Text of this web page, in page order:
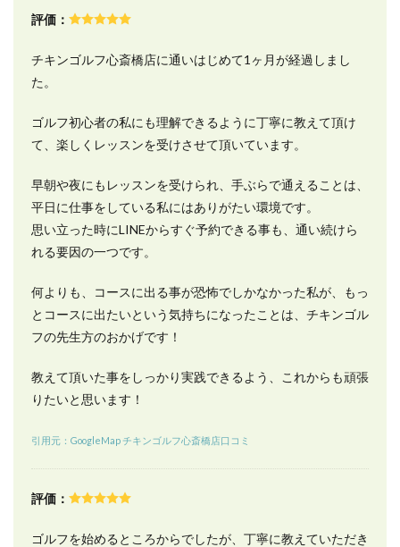
ンゴ
ルフ
橋店
のよ
問
14
にあ
るチ
キン
ゴル
フの
別店
舗一
覧
評価：
チキンゴルフ心斎橋店に通いはじめて1ヶ月が経過しまし
た。
ゴルフ初心者の私にも理解できるように丁寧に教えて頂け
て、楽しくレッスンを受けさせて頂いています。
早朝や夜にもレッスンを受けられ、手ぶらで通えることは、
平日に仕事をしている私にはありがたい環境です。
思い立った時にLINEからすぐ予約できる事も、通い続けら
れる要因の一つです。
何よりも、コースに出る事が恐怖でしかなかった私が、もっ
とコースに出たいという気持ちになったことは、チキンゴル
フの先生方のおかげです！
教えて頂いた事をしっかり実践できるよう、これからも頑張
りたいと思います！
引用元：GoogleMap チキンゴルフ心斎橋店口コミ
評価：
ゴルフを始めるところからでしたが、丁寧に教えていただき